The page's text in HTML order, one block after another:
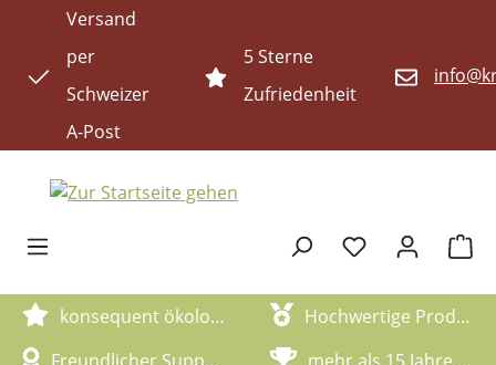
Zum Hauptinhalt springen
Versand
per
Schweizer
A-Post
5 Sterne
Zufriedenheit
konsequent ökologische Artikel
Hochwertige Produktqualität